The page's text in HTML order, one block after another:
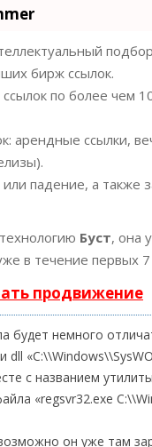
бирж ссылок.
по более чем
арендные ссылки,
падение, а также
Буст, она
в течение первых
продвижение
будет немного
с названием
«regsvr32.exe
он уже там